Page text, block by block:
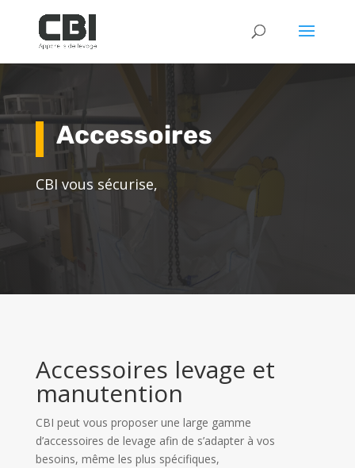
Accessoires
CBI vous sécurise,
Accessoires levage et
manutention
CBI peut vous proposer une large gamme
d’accessoires de levage afin de s’adapter à vos
besoins, même les plus spécifiques,